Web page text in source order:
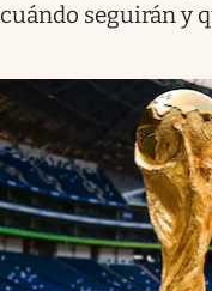
cuándo seguirán y